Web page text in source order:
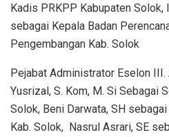
Kadis PRKPP Kabupaten Solok,
sebagai Kepala Badan
Pengembangan Kab. Solok
Pejabat Administrator Eselon III.
Yusrizal, S. Kom, M. Si Sebagai
Solok, Beni Darwata, SH
Kab. Solok, Nasrul Asrari, SE